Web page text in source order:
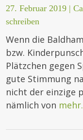
27. Februar 2019 |
schreiben
Wenn die
bzw.
Plätzchen gegen
gute Stimmung
nicht der einzige
nämlich von